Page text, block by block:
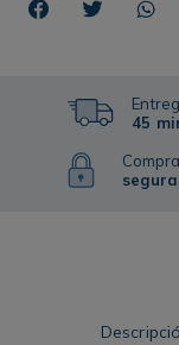
45
segura